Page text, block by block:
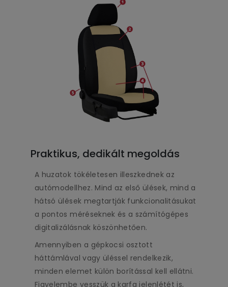
Praktikus, dedikált megoldás
A huzatok tökéletesen illeszkednek az
autómodellhez. Mind az első ülések, mind a
hátsó ülések megtartják funkcionalitásukat
a pontos méréseknek és a számítógépes
digitalizálásnak köszönhetően.
Amennyiben a gépkocsi osztott
háttámlával vagy üléssel rendelkezik,
minden elemet külön borítással kell ellátni.
Figyelembe vesszük a karfa jelenlétét is,